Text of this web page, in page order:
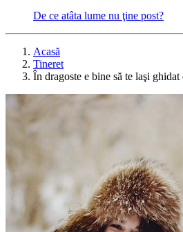
De ce atâta lume nu ţine post?
Acasă
Tineret
În dragoste e bine să te laşi ghidat